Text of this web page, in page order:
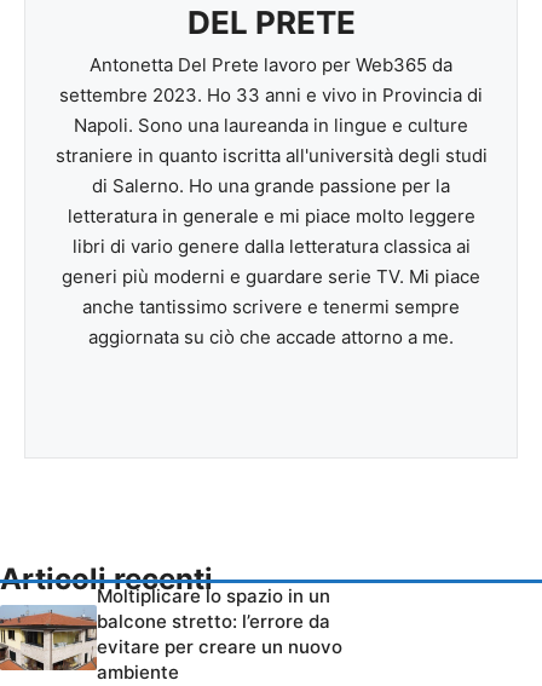
DEL PRETE
Antonetta Del Prete lavoro per Web365 da
settembre 2023. Ho 33 anni e vivo in Provincia di
Napoli. Sono una laureanda in lingue e culture
straniere in quanto iscritta all'università degli studi
di Salerno. Ho una grande passione per la
letteratura in generale e mi piace molto leggere
libri di vario genere dalla letteratura classica ai
generi più moderni e guardare serie TV. Mi piace
anche tantissimo scrivere e tenermi sempre
aggiornata su ciò che accade attorno a me.
Articoli recenti
Moltiplicare lo spazio in un
balcone stretto: l’errore da
evitare per creare un nuovo
ambiente